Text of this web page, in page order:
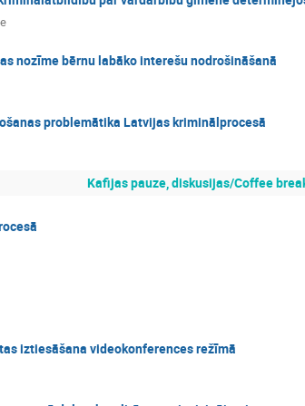
nozīme bērnu labāko interešu nodrošināšanā
problemātika Latvijas kriminālprocesā
Kafijas pauze, diskusijas/Coffee
iztiesāšana videokonferences režīmā